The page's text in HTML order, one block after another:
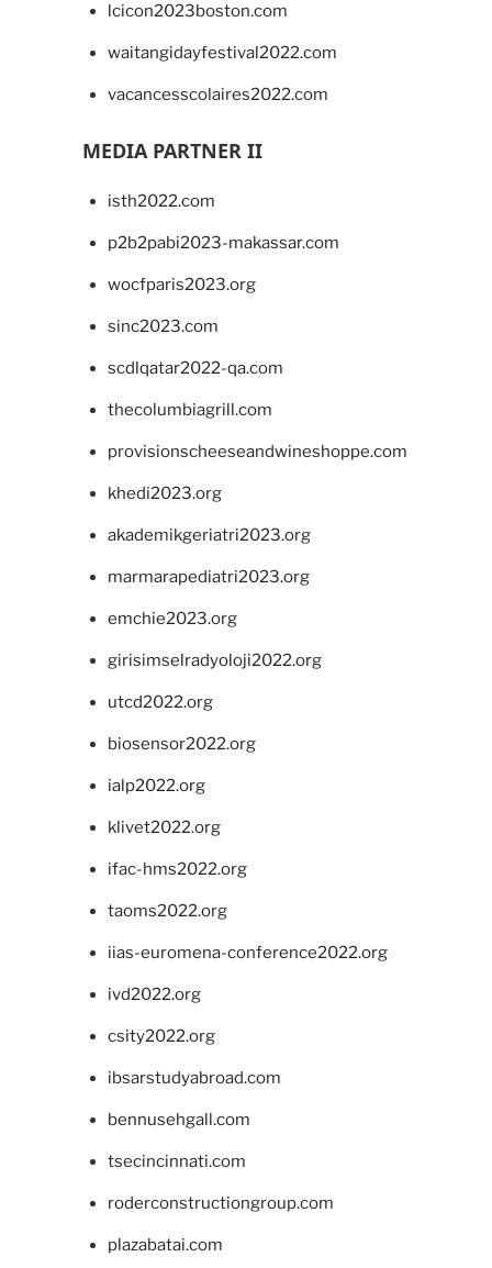
lcicon2023boston.com
waitangidayfestival2022.com
vacancesscolaires2022.com
MEDIA PARTNER II
isth2022.com
p2b2pabi2023-makassar.com
wocfparis2023.org
sinc2023.com
scdlqatar2022-qa.com
thecolumbiagrill.com
provisionscheeseandwineshoppe.com
khedi2023.org
akademikgeriatri2023.org
marmarapediatri2023.org
emchie2023.org
girisimselradyoloji2022.org
utcd2022.org
biosensor2022.org
ialp2022.org
klivet2022.org
ifac-hms2022.org
taoms2022.org
iias-euromena-conference2022.org
ivd2022.org
csity2022.org
ibsarstudyabroad.com
bennusehgall.com
tsecincinnati.com
roderconstructiongroup.com
plazabatai.com